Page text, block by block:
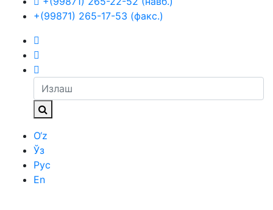
+(99871) 265-17-53 (факс.)
O‘z
Ўз
Рус
En